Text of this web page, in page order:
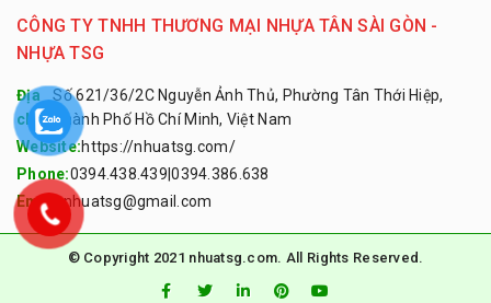
CÔNG TY TNHH THƯƠNG MẠI NHỰA TÂN SÀI GÒN -
NHỰA TSG
Địa
chỉ:
Số 621/36/2C Nguyễn Ảnh Thủ, Phường Tân Thới Hiệp,
Thành Phố Hồ Chí Minh, Việt Nam
Website:https://nhuatsg.com/
Phone:0394.438.439 |0394.386.638
Email:nhuatsg@gmail.com
© Copyright 2021 nhuatsg.com. All Rights Reserved.